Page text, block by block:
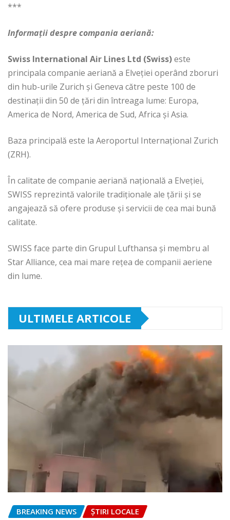
***
Informații despre compania aeriană:
Swiss International Air Lines Ltd (Swiss)este
principala companie aeriană a Elveţiei operând zboruri
din hub-urile Zurich şi Geneva către peste 100 de
destinații din 50 de țări din întreaga lume: Europa,
America de Nord, America de Sud, Africa și Asia.
Baza principală este la Aeroportul Internațional Zurich
(ZRH).
În calitate de companie aeriană națională a Elveției,
SWISS reprezintă valorile tradiționale ale țării și se
angajează să ofere produse și servicii de cea mai bună
calitate.
SWISS face parte din Grupul Lufthansa și membru al
Star Alliance, cea mai mare rețea de companii aeriene
din lume.
ULTIMELE ARTICOLE
BREAKING NEWS ȘTIRI LOCALE